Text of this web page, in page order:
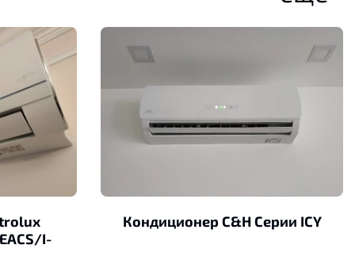
I-
Кондиционер C&H Серии ICY